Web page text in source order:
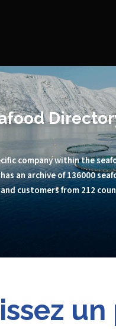
company within the
an archive of 136000
customers from 212
un